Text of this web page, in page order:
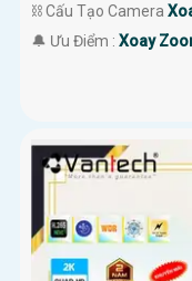
⛓ Cấu Tạo Camera
️🔔 Ưu Điểm : Xoay